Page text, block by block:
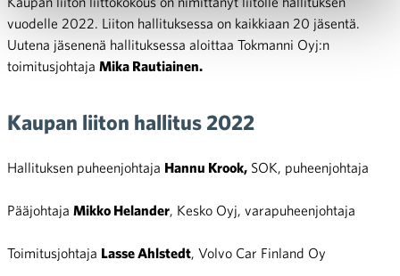
vuodelle 2022. Liiton hallituksessa on kaikkiaan 20 jäsentä.
Uutena jäsenenä hallituksessa aloittaa Tokmanni Oyj:n
toimitusjohtaja Mika Rautiainen.
Kaupan liiton hallitus 2022
Hallituksen puheenjohtaja Hannu Krook, SOK, puheenjohtaja
Pääjohtaja Mikko Helander , Kesko Oyj, varapuheenjohtaja
Toimitusjohtaja Lasse Ahlstedt , Volvo Car Finland Oy